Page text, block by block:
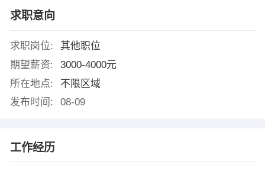
求职意向
求职岗位:
其他职位
期望薪资:
3000-4000元
所在地点:
不限区域
发布时间:
08-09
工作经历